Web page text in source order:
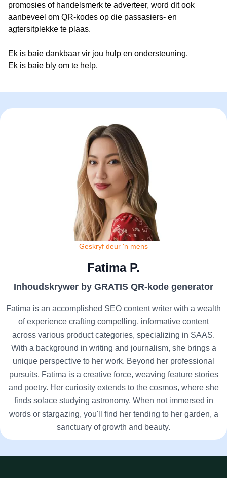
promosies of handelsmerk te adverteer, word dit ook
aanbeveel om QR-kodes op die passasiers- en
agtersitplekke te plaas.
Ek is baie dankbaar vir jou hulp en ondersteuning.
Ek is baie bly om te help.
Geskryf deur 'n mens
Fatima P.
Inhoudskrywer by GRATIS QR-kode generator
Fatima is an accomplished SEO content writer with a wealth
of experience crafting compelling, informative content
across various product categories, specializing in SAAS.
With a background in writing and journalism, she brings a
unique perspective to her work. Beyond her professional
pursuits, Fatima is a creative force, weaving feature stories
and poetry. Her curiosity extends to the cosmos, where she
finds solace studying astronomy. When not immersed in
words or stargazing, you'll find her tending to her garden, a
sanctuary of growth and beauty.